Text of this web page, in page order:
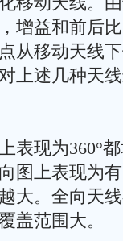
增益和前后
从移动天线
上述几种天
表现为360°
图上表现为
大。全向天
盖范围大。